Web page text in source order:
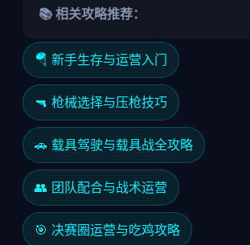
📚 相关攻略推荐：
🪂 新手生存与运营入门
🔫 枪械选择与压枪技巧
🚗 载具驾驶与载具战全攻略
👥 团队配合与战术运营
🎯 决赛圈运营与吃鸡攻略